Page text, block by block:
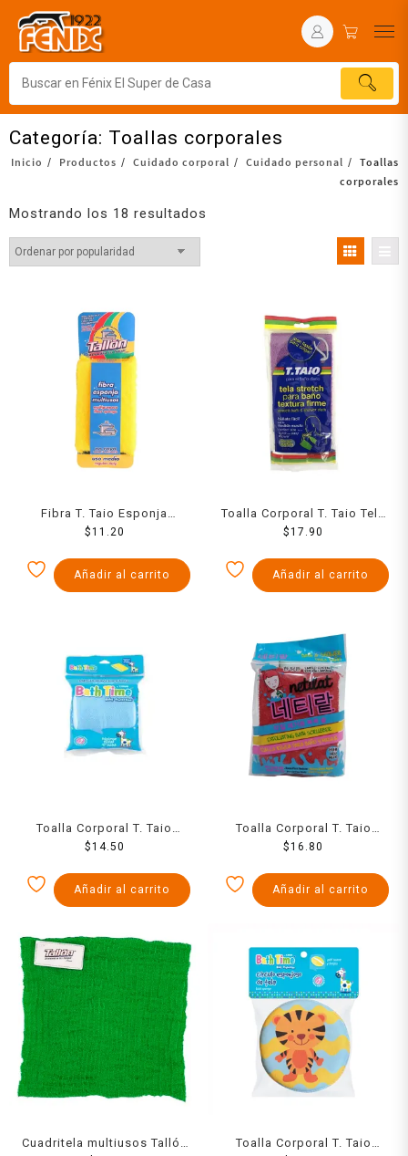
Categoría: Toallas corporales
Inicio Productos Cuidado corporal Cuidado personal
Toallas
corporales
Mostrando los 18 resultados
Fibra T. Taio Esponja
Multiusos 1 Pzs
$11.20
Añadir al carrito
Toalla Corporal T. Taio Tela
Strech Para Baño Con
$17.90
Añadir al carrito
Toalla Corporal T. Taio
Esponja Cubierta De Tela
$14.50
Añadir al carrito
Toalla Corporal T. Taio
Rigida Para Baño Y Masaje
$16.80
Añadir al carrito
Cuadritela multiusos Tallón
Toalla Corporal T. Taio